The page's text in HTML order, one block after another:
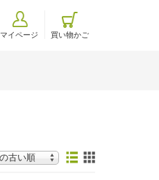
マイページ 買い物かご